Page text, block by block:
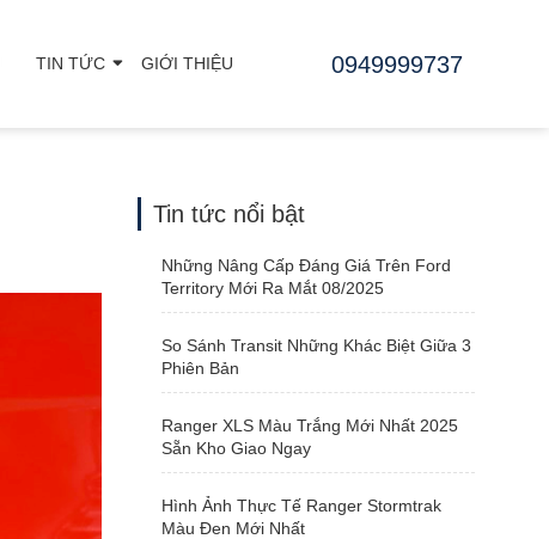
TIN TỨC GIỚI THIỆU 0949999737
Tin tức nổi bật
Những Nâng Cấp Đáng Giá Trên Ford
Territory Mới Ra Mắt 08/2025
So Sánh Transit Những Khác Biệt Giữa 3
Phiên Bản
Ranger XLS Màu Trắng Mới Nhất 2025
Sẵn Kho Giao Ngay
Hình Ảnh Thực Tế Ranger Stormtrak
Màu Đen Mới Nhất